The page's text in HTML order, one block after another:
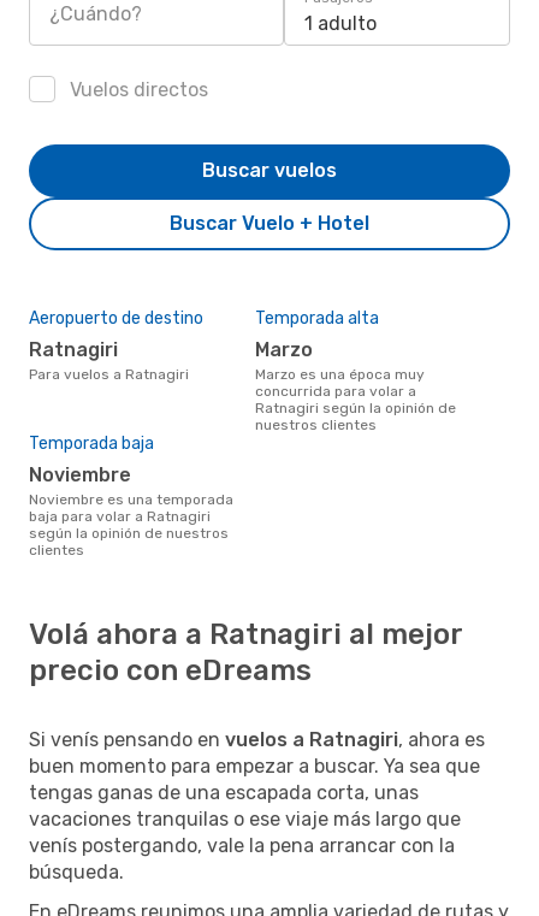
¿Cuándo? 1 adulto
Vuelos directos
Buscar Vuelo + Hotel
Buscar vuelos
Aeropuerto de destino
Ratnagiri
Para vuelos a Ratnagiri
Temporada alta
marzo
marzo es una época muy
concurrida para volar a
Ratnagiri según la opinión de
nuestros clientes
Temporada baja
noviembre
noviembre es una temporada
baja para volar a Ratnagiri
según la opinión de nuestros
clientes
Volá ahora a Ratnagiri al mejor
precio con eDreams
Si venís pensando en vuelos a Ratnagiri, ahora es
buen momento para empezar a buscar. Ya sea que
tengas ganas de una escapada corta, unas
vacaciones tranquilas o ese viaje más largo que
venís postergando, vale la pena arrancar con la
búsqueda.